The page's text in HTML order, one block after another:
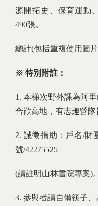
源開拓史、保育運動
490張。
總計(包括重複使用圖
※ 特別附註：
1. 本梯次野外課為阿
合歡高地，有志趣營隊
2. 誠徵捐助：戶名/財
號/42275525
(請註明山林書院專案)。
3. 參與者請自備筷子、